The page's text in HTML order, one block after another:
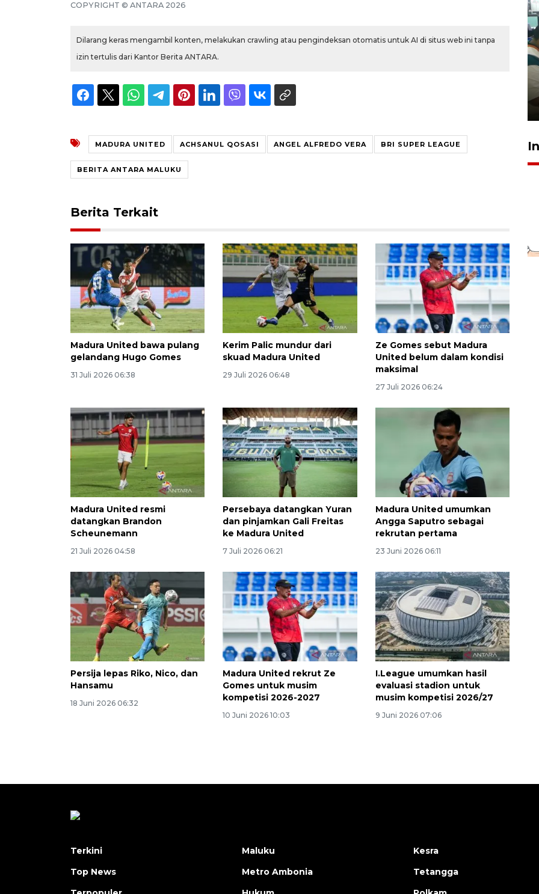
COPYRIGHT © ANTARA 2026
Dilarang keras mengambil konten, melakukan crawling atau pengindeksan otomatis untuk AI di situs web ini tanpa
izin tertulis dari Kantor Berita ANTARA.
MADURA UNITED ACHSANUL QOSASI ANGEL ALFREDO VERA BRI SUPER LEAGUE
BERITA ANTARA MALUKU
Berita Terkait
Madura United bawa pulang
gelandang Hugo Gomes
31 Juli 2026 06:38
Kerim Palic mundur dari
skuad Madura United
29 Juli 2026 06:48
Ze Gomes sebut Madura
United belum dalam kondisi
maksimal
27 Juli 2026 06:24
Madura United resmi
datangkan Brandon
Scheunemann
21 Juli 2026 04:58
Persebaya datangkan Yuran
dan pinjamkan Gali Freitas
ke Madura United
7 Juli 2026 06:21
Madura United umumkan
Angga Saputro sebagai
rekrutan pertama
23 Juni 2026 06:11
Persija lepas Riko, Nico, dan
Hansamu
18 Juni 2026 06:32
Madura United rekrut Ze
Gomes untuk musim
kompetisi 2026-2027
10 Juni 2026 10:03
I.League umumkan hasil
evaluasi stadion untuk
musim kompetisi 2026/27
9 Juni 2026 07:06
Ekspedisi Rupiah Berdaulat
2026 sambangi Papua
2026-08-06 13:15:00
Terkini
Top News
Maluku
Metro Ambonia
Kesra
Tetangga